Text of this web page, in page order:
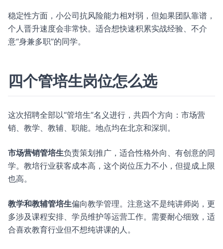
稳定性方面，小公司抗风险能力相对弱，但如果团队靠谱，
个人晋升速度会非常快。适合想快速积累实战经验、不介
意“身兼多职”的同学。
四个管培生岗位怎么选
这次招聘全部以“管培生”名义进行，共四个方向：市场营
销、教学、教辅、职能。地点均在北京和深圳。
市场营销管培生负责策划推广，适合性格外向、有创意的同
学。教培行业获客成本高，这个岗位压力不小，但提成上限
也高。
教学和教辅管培生偏向教学管理。注意这不是纯讲师岗，更
多涉及课程安排、学员维护等运营工作。需要耐心细致，适
合喜欢教育行业但不想纯讲课的人。